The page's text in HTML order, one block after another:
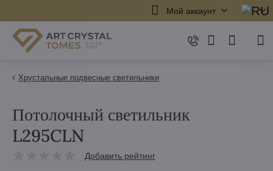
Мой аккаунт
Хрустальные подвесные светильники
Потолочный светильник
L295CLN
Добавить рейтинг